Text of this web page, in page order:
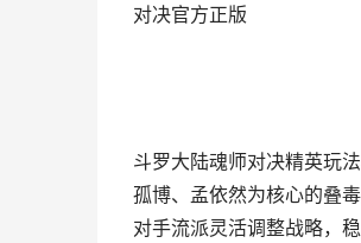
对决官方正版
斗罗大陆魂师对决精英玩
孤博、孟依然为核心的叠
对手流派灵活调整战略，